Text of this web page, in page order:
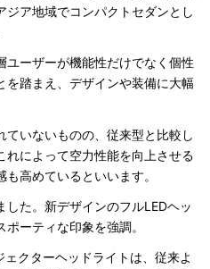
ア地域でコンパクトセダンとし
ーザーが機能性だけでなく個性
を踏まえ、デザインや装備に大幅
いないものの、従来型と比較し
によって空力性能を向上させる
高めているといいます。
た。新デザインのフルLEDヘッ
ーティな印象を強調。
クターヘッドライトは、従来よ